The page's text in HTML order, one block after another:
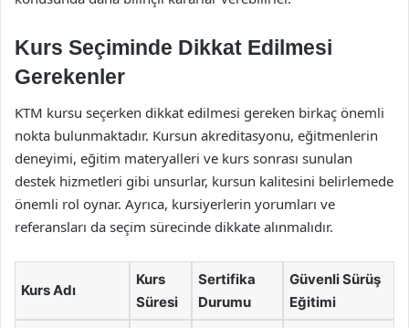
Kurs Seçiminde Dikkat Edilmesi
Gerekenler
KTM kursu seçerken dikkat edilmesi gereken birkaç önemli
nokta bulunmaktadır. Kursun akreditasyonu, eğitmenlerin
deneyimi, eğitim materyalleri ve kurs sonrası sunulan
destek hizmetleri gibi unsurlar, kursun kalitesini belirlemede
önemli rol oynar. Ayrıca, kursiyerlerin yorumları ve
referansları da seçim sürecinde dikkate alınmalıdır.
Kurs Adı
Kurs
Süresi
Sertifika
Durumu
Güvenli Sürüş
Eğitimi